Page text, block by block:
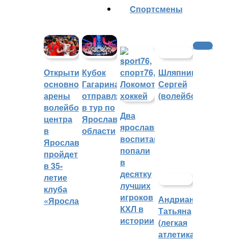
Открытие
основной
арены
волейбольного
центра
в
Ярославле
пройдет
в 35-
летие
клуба
«Ярославич»
Кубок
Гагарина
отправляется
в тур по
Ярославской
области
Cпортсмены
Два
ярославских
воспитанника
попали
в
десятку
лучших
игроков
КХЛ в
истории
Шляпников
Сергей
(волейбол)
Андрианова
Татьяна
(легкая
атлетика)
Хоккей